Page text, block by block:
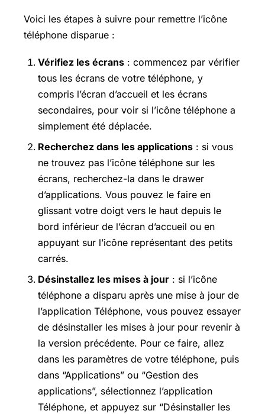
Voici les étapes à suivre pour remettre l’icône
téléphone disparue :
Vérifiez les écrans : commencez par vérifier
tous les écrans de votre téléphone, y
compris l’écran d’accueil et les écrans
secondaires, pour voir si l’icône téléphone a
simplement été déplacée.
Recherchez dans les applications : si vous
ne trouvez pas l’icône téléphone sur les
écrans, recherchez-la dans le drawer
d’applications. Vous pouvez le faire en
glissant votre doigt vers le haut depuis le
bord inférieur de l’écran d’accueil ou en
appuyant sur l’icône représentant des petits
carrés.
Désinstallez les mises à jour : si l’icône
téléphone a disparu après une mise à jour de
l’application Téléphone, vous pouvez essayer
de désinstaller les mises à jour pour revenir à
la version précédente. Pour ce faire, allez
dans les paramètres de votre téléphone, puis
dans “Applications” ou “Gestion des
applications”, sélectionnez l’application
Téléphone, et appuyez sur “Désinstaller les